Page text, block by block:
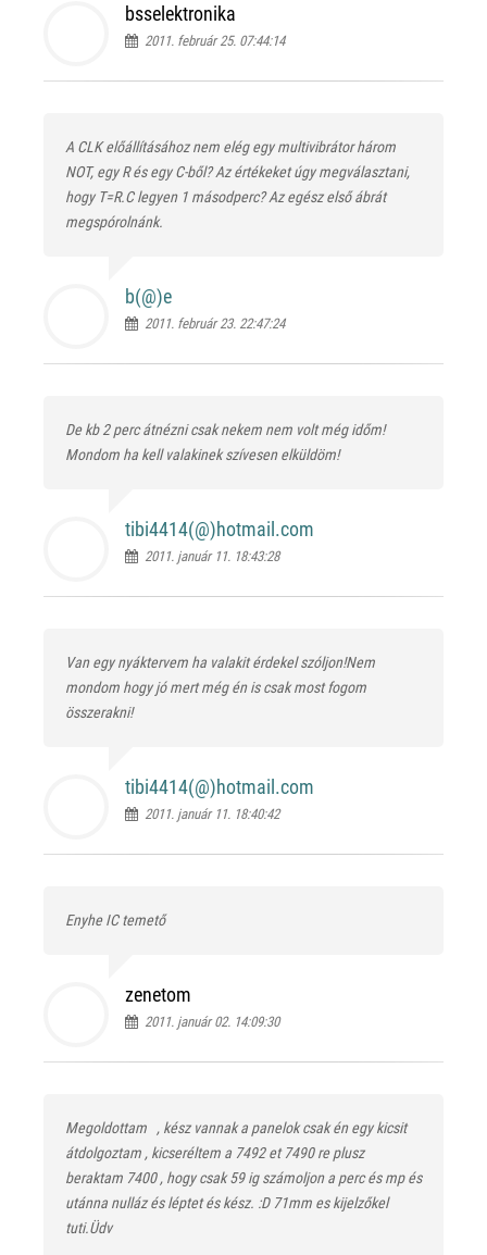
bsselektronika
2011. február 25. 07:44:14
A CLK előállításához nem elég egy multivibrátor három
NOT, egy R és egy C-ből? Az értékeket úgy megválasztani,
hogy T=R.C legyen 1 másodperc? Az egész első ábrát
megspórolnánk.
b(@)e
2011. február 23. 22:47:24
De kb 2 perc átnézni csak nekem nem volt még időm!
Mondom ha kell valakinek szívesen elküldöm!
tibi4414(@)hotmail.com
2011. január 11. 18:43:28
Van egy nyáktervem ha valakit érdekel szóljon!Nem
mondom hogy jó mert még én is csak most fogom
összerakni!
tibi4414(@)hotmail.com
2011. január 11. 18:40:42
Enyhe IC temető
zenetom
2011. január 02. 14:09:30
Megoldottam
, kész vannak a panelok csak én egy kicsit
átdolgoztam , kicseréltem a 7492 et 7490 re plusz
beraktam 7400 , hogy csak 59 ig számoljon a perc és mp és
utánna nulláz és léptet és kész. :D 71mm es kijelzőkel
tuti.Üdv